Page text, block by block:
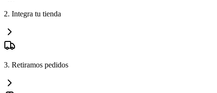
2. Integra tu tienda
3. Retiramos pedidos